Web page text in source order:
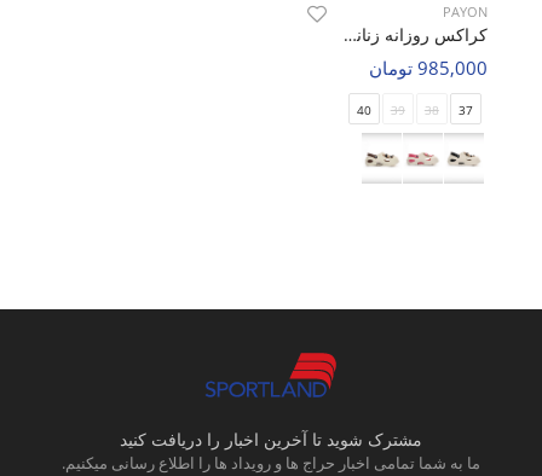
PAYON
کراکس روزانه زنانه پایون Labubu Coffee W
985,000 تومان
37
38
39
40
مشترک شوید تا آخرین اخبار را دریافت کنید
ما به شما تمامی اخبار حراج ها و رویداد ها را اطلاع رسانی میکنیم.